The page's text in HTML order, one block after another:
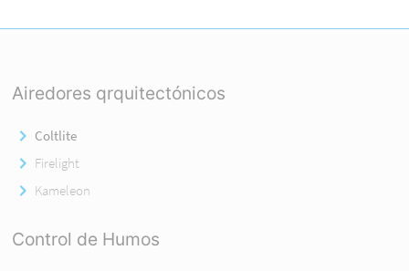
Airedores qrquitectónicos
Coltlite
Firelight
Kameleon
Control de Humos